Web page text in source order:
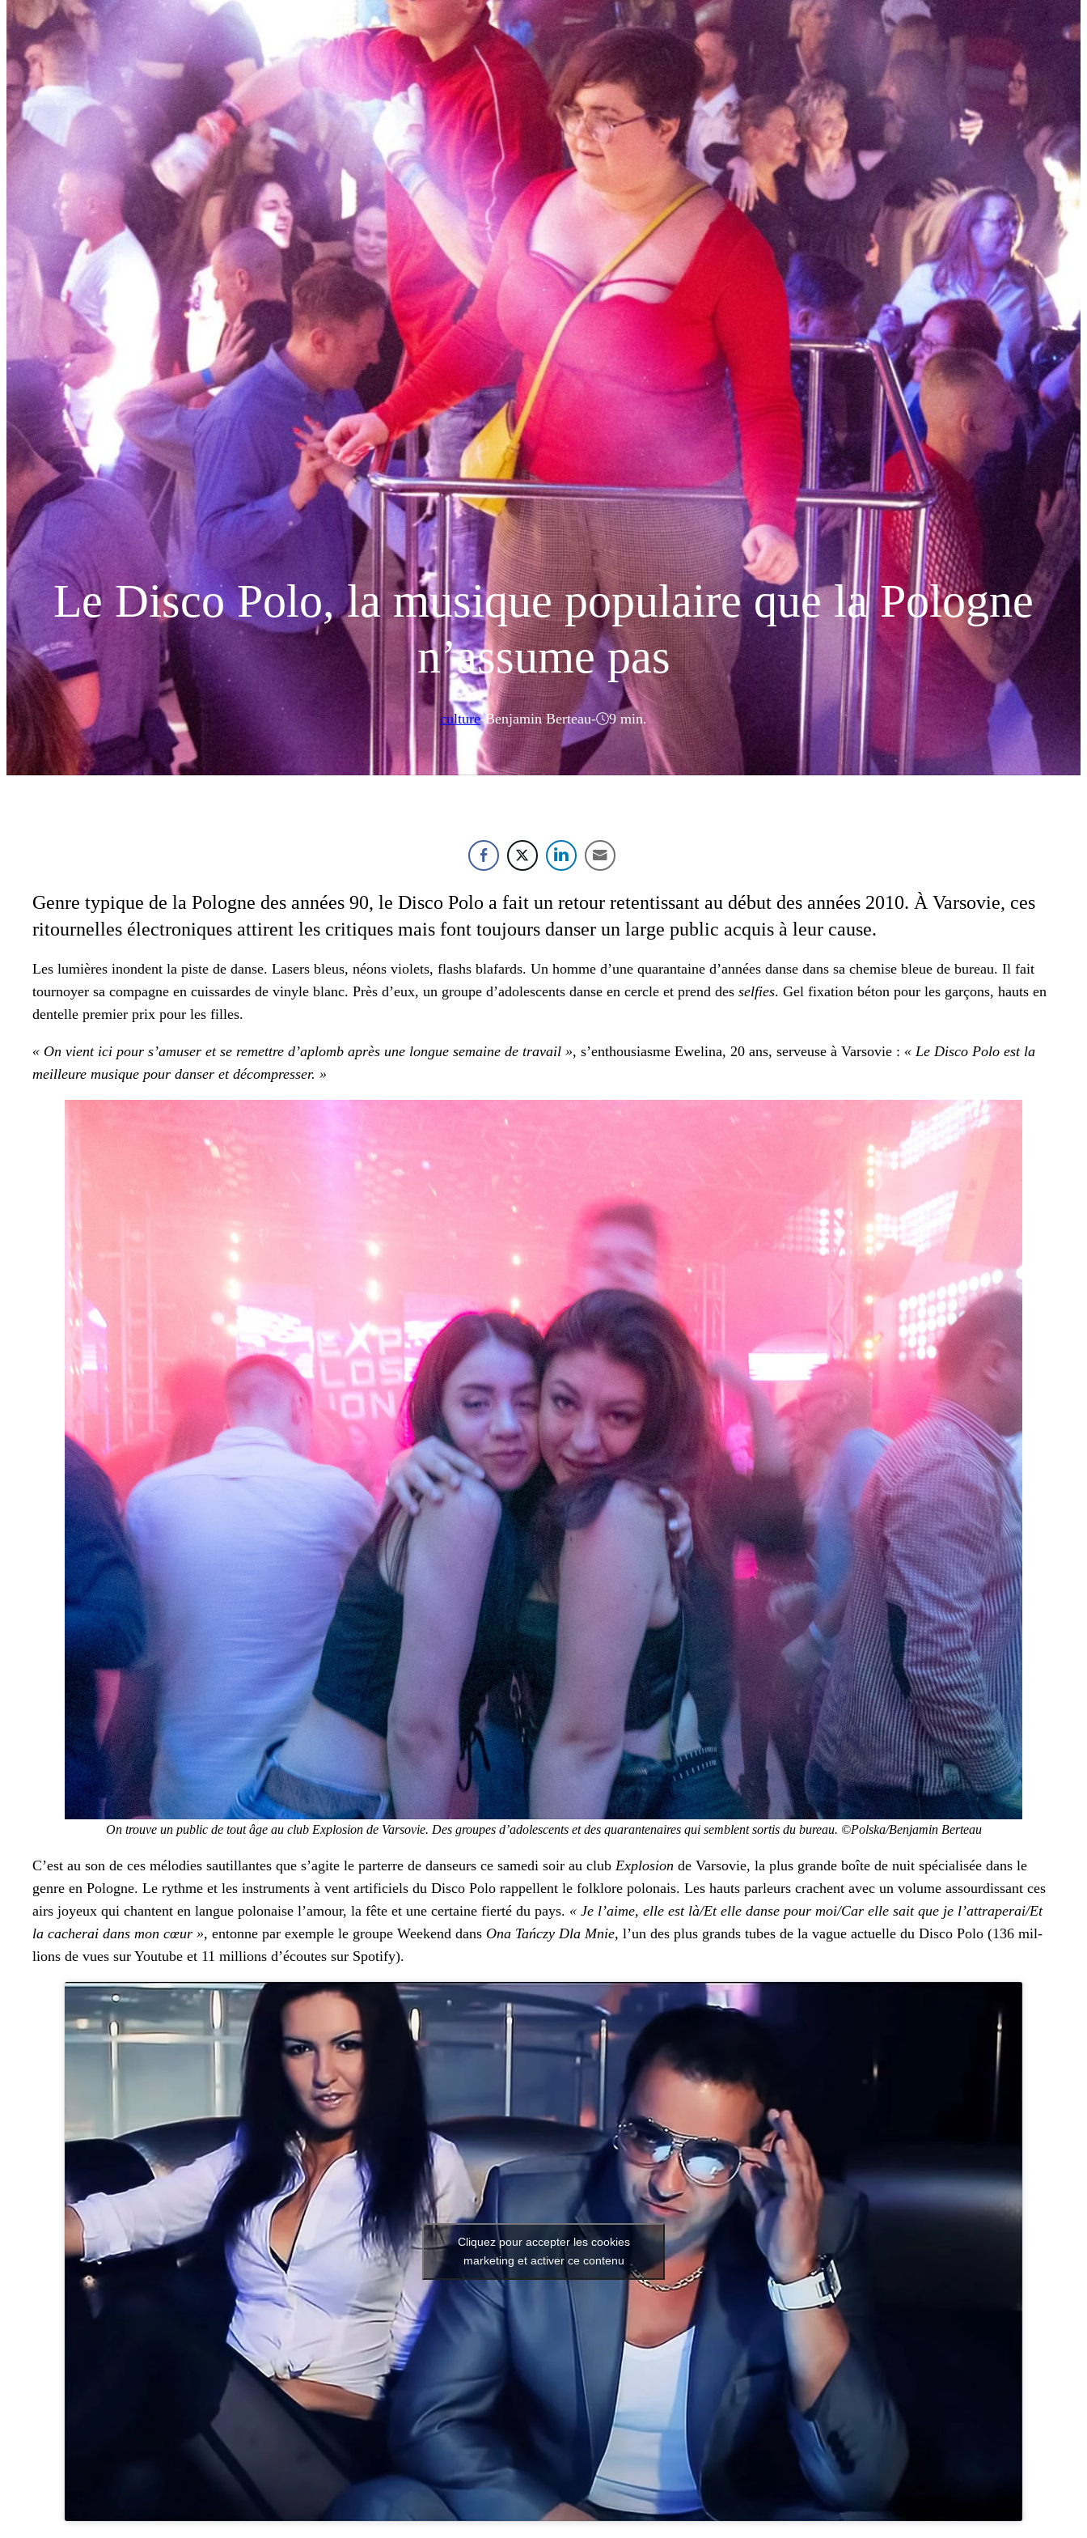
Le Disco Polo, la musique populaire que la Pologne
n’assume pas
culture-Benjamin Berteau- 9 min.
Genre typ­ique de la Pologne des années 90, le Dis­co Polo a fait un retour reten­tis­sant au début des années 2010. À Varso­vie, ces
ritour­nelles élec­tron­iques attirent les cri­tiques mais font tou­jours danser un large pub­lic acquis à leur cause.
Les lumières inon­dent la piste de danse. Lasers bleus, néons vio­lets, flashs bla­fards. Un homme d’une quar­an­taine d’années danse dans sa chemise bleue de bureau. Il fait
tournoy­er sa com­pagne en cuis­sardes de vinyle blanc. Près d’eux, un groupe d’adolescents danse en cer­cle et prend des self­ies. Gel fix­a­tion béton pour les garçons, hauts en
den­telle pre­mier prix pour les filles.
« On vient ici pour s’amuser et se remet­tre d’aplomb après une longue semaine de tra­vail », s’enthousiasme Eweli­na, 20 ans, serveuse à Varso­vie : « Le Dis­co Polo est la
meilleure musique pour danser et décom­press­er. »
On trou­ve un pub­lic de tout âge au club Explo­sion de Varso­vie. Des groupes d’adolescents et des quar­an­te­naires qui sem­blent sor­tis du bureau. ©Polska/Benjamin Berteau
C’est au son de ces mélodies sautil­lantes que s’agite le parterre de danseurs ce same­di soir au club Explo­sion de Varso­vie, la plus grande boîte de nuit spé­cial­isée dans le
genre en Pologne. Le rythme et les instru­ments à vent arti­fi­ciels du Dis­co Polo rap­pel­lent le folk­lore polon­ais. Les hauts par­leurs crachent avec un vol­ume assour­dis­sant ces
airs joyeux qui chantent en langue polon­aise l’amour, la fête et une cer­taine fierté du pays. « Je l’aime, elle est là/Et elle danse pour moi/Car elle sait que je l’attraperai/Et
la cacherai dans mon cœur », entonne par exem­ple le groupe Week­end dans Ona Tańczy Dla Mnie, l’un des plus grands tubes de la vague actuelle du Dis­co Polo (136 mil­
lions de vues sur Youtube et 11 mil­lions d’écoutes sur Spo­ti­fy).
Cliquez pour accepter les cookies
marketing et activer ce contenu